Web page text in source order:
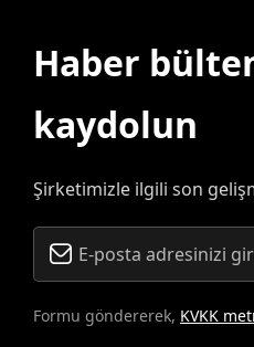
Haber
kaydolun
Şirketimizle ilgili son
Formu göndererek, KVKK